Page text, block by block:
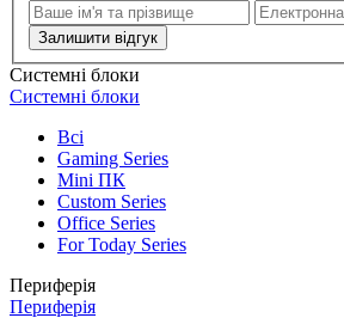
Залишити відгук
Системні блоки
Системні блоки
Всі
Gaming Series
Mini ПК
Custom Series
Office Series
For Today Series
Периферія
Периферія